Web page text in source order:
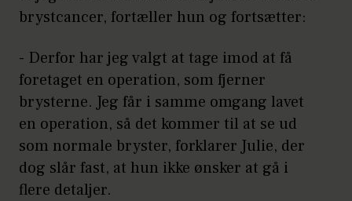
brystcancer, fortæller hun og fortsætter:
- Derfor har jeg valgt at tage imod at få
foretaget en operation, som fjerner
brysterne. Jeg får i samme omgang lavet
en operation, så det kommer til at se ud
som normale bryster, forklarer Julie, der
dog slår fast, at hun ikke ønsker at gå i
flere detaljer.